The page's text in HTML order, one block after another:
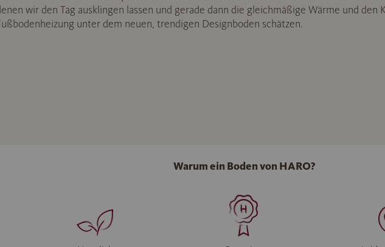
wir den Tag ausklingen lassen und gerade dann die gleichmäßige Wärme und den
unter dem neuen, trendigen Designboden schätzen.
Warum ein Boden von HARO?